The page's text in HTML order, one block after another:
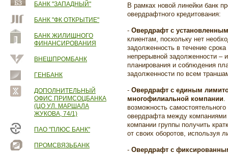
БАНК "ЗАПАДНЫЙ"
БАНК "ФК ОТКРЫТИЕ"
БАНК ЖИЛИЩНОГО
ФИНАНСИРОВАНИЯ
ВНЕШПРОМБАНК
ГЕНБАНК
ДОПОЛНИТЕЛЬНЫЙ
ОФИС ПРИМСОЦБАНКА
(ЦО УЛ. МАРШАЛА
ЖУКОВА, 74/1)
ПАО "ПЛЮС БАНК"
ПРОМСВЯЗЬБАНК
В рамках новой линейки банк
овердрафтного кредитования:
- Овердрафт с
клиентам, поскольку нет
задолженность в течение
непрерывной задолженности –
планирования и соблюдения
задолженности по всем
- Овердрафт с единым
многофилиальной компании.
возможность
овердрафта между компаниями
компании группы получить
от своих оборотов, используя
- Овердрафт с